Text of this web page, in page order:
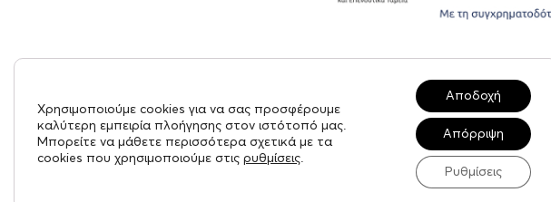
© 2023,
Με
Χρησιμοποιούμε cookies για να σας προσφέρουμε
καλύτερη εμπειρία πλοήγησης στον ιστότοπό μας.
Μπορείτε να μάθετε περισσότερα σχετικά με τα
cookies που χρησιμοποιούμε στις ρυθμίσεις.
Αποδοχή
Απόρριψη
Ρυθμίσεις